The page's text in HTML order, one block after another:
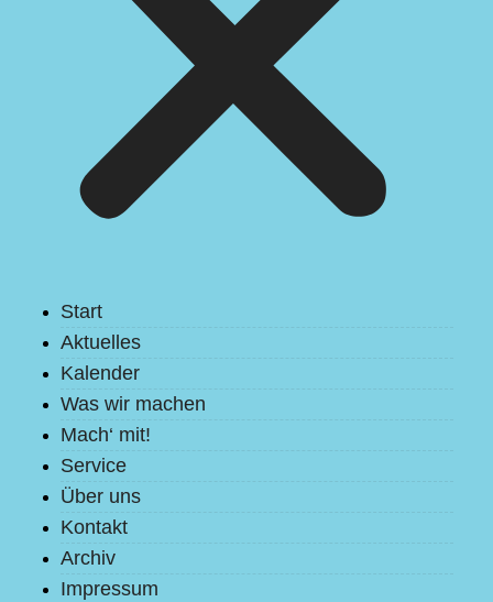
Start
Aktuelles
Kalender
Was wir machen
Mach‘ mit!
Service
Über uns
Kontakt
Archiv
Impressum